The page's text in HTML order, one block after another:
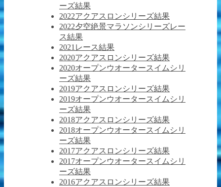
ーズ結果
2022アクアスロンシリーズ結果
2022夕空絶景マラソンシリーズレー
ス結果
2021レース結果
2020アクアスロンシリーズ結果
2020オープンウオータースイムシリ
ーズ結果
2019アクアスロンシリーズ結果
2019オープンウオータースイムシリ
ーズ結果
2018アクアスロンシリーズ結果
2018オープンウオータースイムシリ
ーズ結果
2017アクアスロンシリーズ結果
2017オープンウオータースイムシリ
ーズ結果
2016アクアスロンシリーズ結果